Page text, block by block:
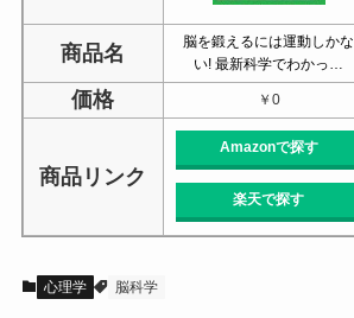
商品名
脳を鍛えるには運動しかな
い! 最新科学でわかっ…
価格 ￥0
商品リンク
Amazonで探す
楽天で探す
心理学 脳科学